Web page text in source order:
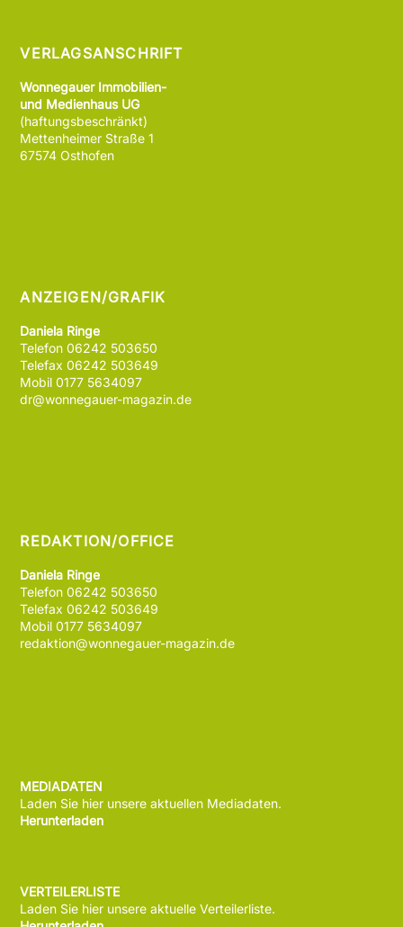
VERLAGSANSCHRIFT
Wonnegauer Immobilien-
und Medienhaus UG
(haftungsbeschränkt)
Mettenheimer Straße 1
67574 Osthofen
ANZEIGEN/GRAFIK
Daniela Ringe
Telefon 06242 503650
Telefax 06242 503649
Mobil 0177 5634097
dr@wonnegauer-magazin.de
REDAKTION/OFFICE
Daniela Ringe
Telefon 06242 503650
Telefax 06242 503649
Mobil 0177 5634097
redaktion@wonnegauer-magazin.de
MEDIADATEN
Laden Sie hier unsere aktuellen Mediadaten.
Herunterladen
VERTEILERLISTE
Laden Sie hier unsere aktuelle Verteilerliste.